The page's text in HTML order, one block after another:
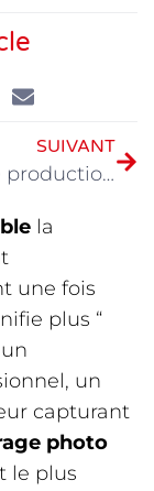
SUIVANT
Meilleure production d'éclairage cinématographique en 2026
la
une fois
plus “
un
capturant
photo
le plus